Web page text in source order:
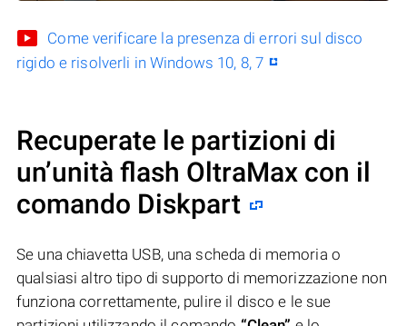
Come verificare la presenza di errori sul disco
rigido e risolverli in Windows 10, 8, 7
Recuperate le partizioni di
un’unità flash OltraMax con il
comando Diskpart
Se una chiavetta USB, una scheda di memoria o
qualsiasi altro tipo di supporto di memorizzazione non
funziona correttamente, pulire il disco e le sue